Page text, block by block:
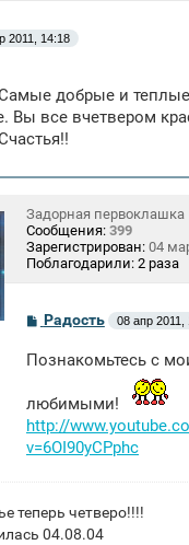
2011, 14:18
добрые и
Вы все вчетвером
Задорная первоклашка
Сообщения: 399
Зарегистрирован: 04
Поблагодарили: 2 раза
С
б
н
и
е
Радость 08 апр 2011,
Познакомьтесь с
любимыми!
http://
v=6OI90yCPphc
теперь четверо!!!!
04.08.04